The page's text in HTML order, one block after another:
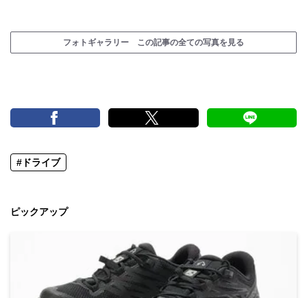
フォトギャラリー この記事の全ての写真を見る
#ドライブ
ピックアップ